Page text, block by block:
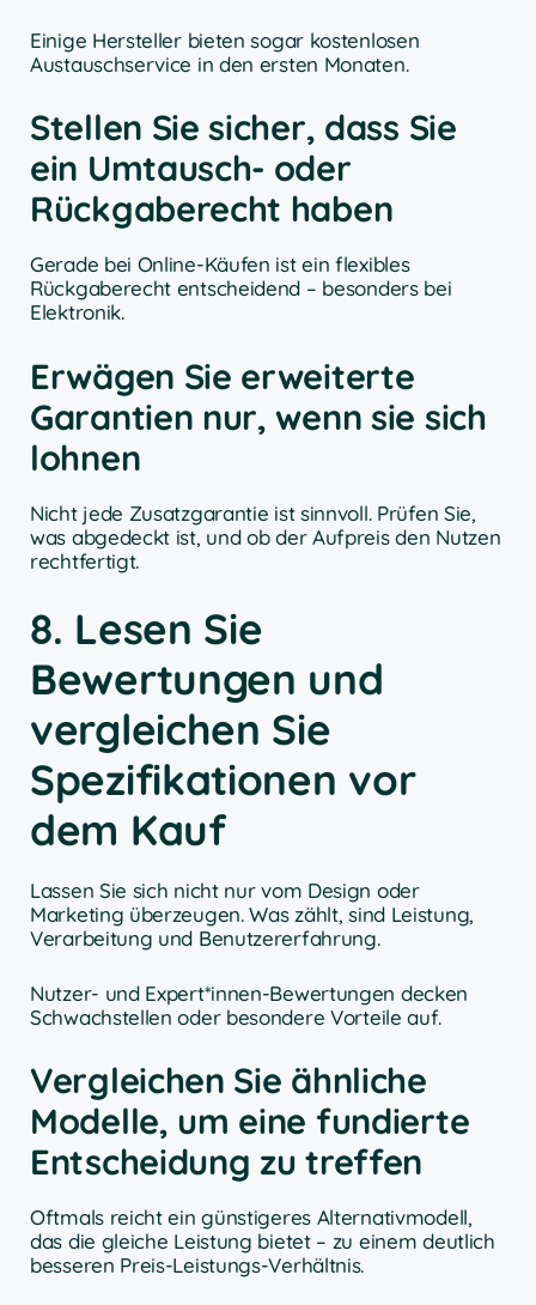
Einige Hersteller bieten sogar kostenlosen
Austauschservice in den ersten Monaten.
Stellen Sie sicher, dass Sie
ein Umtausch- oder
Rückgaberecht haben
Gerade bei Online-Käufen ist ein flexibles
Rückgaberecht entscheidend – besonders bei
Elektronik.
Erwägen Sie erweiterte
Garantien nur, wenn sie sich
lohnen
Nicht jede Zusatzgarantie ist sinnvoll. Prüfen Sie,
was abgedeckt ist, und ob der Aufpreis den Nutzen
rechtfertigt.
8. Lesen Sie
Bewertungen und
vergleichen Sie
Spezifikationen vor
dem Kauf
Lassen Sie sich nicht nur vom Design oder
Marketing überzeugen. Was zählt, sind Leistung,
Verarbeitung und Benutzererfahrung.
Nutzer- und Expert*innen-Bewertungen decken
Schwachstellen oder besondere Vorteile auf.
Vergleichen Sie ähnliche
Modelle, um eine fundierte
Entscheidung zu treffen
Oftmals reicht ein günstigeres Alternativmodell,
das die gleiche Leistung bietet – zu einem deutlich
besseren Preis-Leistungs-Verhältnis.